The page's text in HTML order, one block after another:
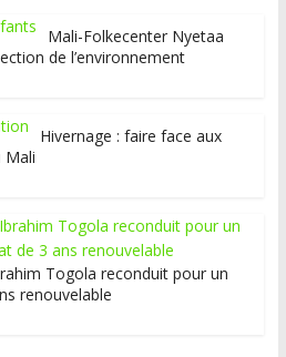
Mali-Folkecenter Nyetaa
de l’environnement
Hivernage : faire face aux
Mali
Togola reconduit pour un
renouvelable